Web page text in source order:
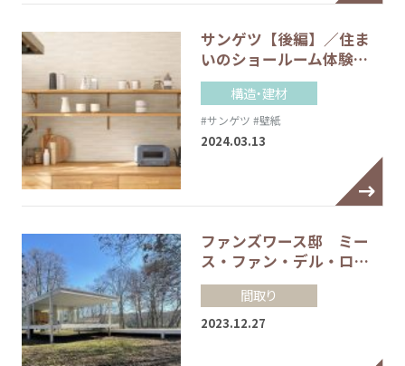
サンゲツ【後編】／住ま
いのショールーム体験…
構造・建材
#サンゲツ #壁紙
2024.03.13
ファンズワース邸 ミー
ス・ファン・デル・ロ…
間取り
2023.12.27